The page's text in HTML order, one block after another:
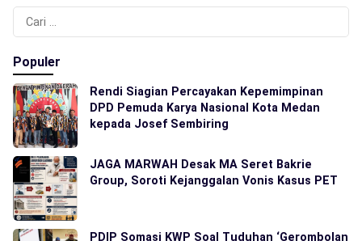
Cari
untuk:
Populer
Rendi Siagian Percayakan Kepemimpinan
DPD Pemuda Karya Nasional Kota Medan
kepada Josef Sembiring
JAGA MARWAH Desak MA Seret Bakrie
Group, Soroti Kejanggalan Vonis Kasus PET
PDIP Somasi KWP Soal Tuduhan ‘Gerombolan